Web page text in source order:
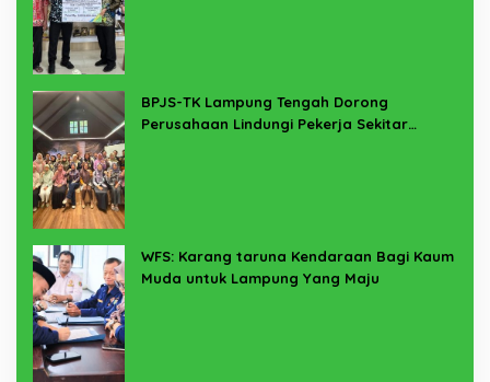
BPJS-TK Lampung Tengah Dorong
Perusahaan Lindungi Pekerja Sekitar
WFS: Karang taruna Kendaraan Bagi Kaum
Muda untuk Lampung Yang Maju